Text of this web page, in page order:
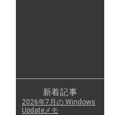
新着記事
2026年7月の Windows
Updateメモ